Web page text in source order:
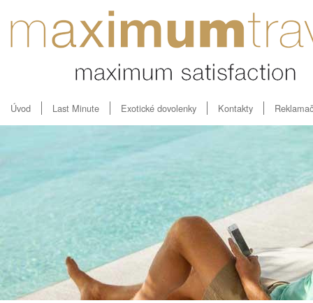
Úvod Last Minute Exotické dovolenky Kontakty